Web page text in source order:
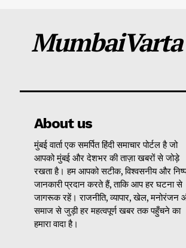
MumbaiVarta
About us
मुंबई वार्ता एक समर्पित हिंदी समाचार पोर्टल है जो
आपको मुंबई और देशभर की ताज़ा खबरों से जोड़े
रखता है। हम आपको सटीक, विश्वसनीय और
जानकारी प्रदान करते हैं, ताकि आप हर घटना से
जागरूक रहें। राजनीति, व्यापार, खेल, मनोरंजन
समाज से जुड़ी हर महत्वपूर्ण खबर तक पहुँचने का
हमारा वादा है।